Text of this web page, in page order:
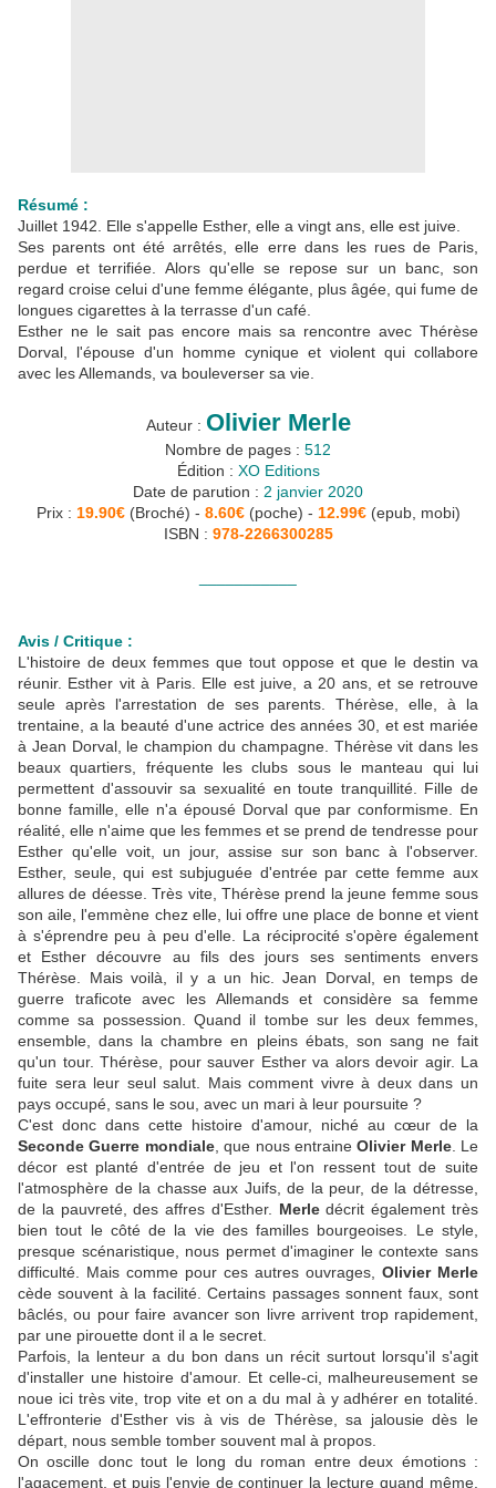
Résumé :
Juillet 1942. Elle s'appelle Esther, elle a vingt ans, elle est juive.
Ses parents ont été arrêtés, elle erre dans les rues de Paris,
perdue et terrifiée. Alors qu'elle se repose sur un banc, son
regard croise celui d'une femme élégante, plus âgée, qui fume de
longues cigarettes à la terrasse d'un café.
Esther ne le sait pas encore mais sa rencontre avec Thérèse
Dorval, l'épouse d'un homme cynique et violent qui collabore
avec les Allemands, va bouleverser sa vie.
Auteur : Olivier Merle
Nombre de pages : 512
Édition : XO Editions
Date de parution : 2 janvier 2020
Prix : 19.90€(Broché) - 8.60€(poche) - 12.99€(epub, mobi)
ISBN : 978-2266300285
Avis / Critique :
L'histoire de deux femmes que tout oppose et que le destin va
réunir. Esther vit à Paris. Elle est juive, a 20 ans, et se retrouve
seule après l'arrestation de ses parents. Thérèse, elle, à la
trentaine, a la beauté d'une actrice des années 30, et est mariée
à Jean Dorval, le champion du champagne. Thérèse vit dans les
beaux quartiers, fréquente les clubs sous le manteau qui lui
permettent d'assouvir sa sexualité en toute tranquillité. Fille de
bonne famille, elle n'a épousé Dorval que par conformisme. En
réalité, elle n'aime que les femmes et se prend de tendresse pour
Esther qu'elle voit, un jour, assise sur son banc à l'observer.
Esther, seule, qui est subjuguée d'entrée par cette femme aux
allures de déesse. Très vite, Thérèse prend la jeune femme sous
son aile, l'emmène chez elle, lui offre une place de bonne et vient
à s'éprendre peu à peu d'elle. La réciprocité s'opère également
et Esther découvre au fils des jours ses sentiments envers
Thérèse. Mais voilà, il y a un hic. Jean Dorval, en temps de
guerre traficote avec les Allemands et considère sa femme
comme sa possession. Quand il tombe sur les deux femmes,
ensemble, dans la chambre en pleins ébats, son sang ne fait
qu'un tour. Thérèse, pour sauver Esther va alors devoir agir. La
fuite sera leur seul salut. Mais comment vivre à deux dans un
pays occupé, sans le sou, avec un mari à leur poursuite ?
C'est donc dans cette histoire d'amour, niché au cœur de la
Seconde Guerre mondiale, que nous entraineOlivier Merle. Le
décor est planté d'entrée de jeu et l'on ressent tout de suite
l'atmosphère de la chasse aux Juifs, de la peur, de la détresse,
de la pauvreté, des affres d'Esther. Merledécrit également très
bien tout le côté de la vie des familles bourgeoises. Le style,
presque scénaristique, nous permet d'imaginer le contexte sans
difficulté. Mais comme pour ces autres ouvrages, Olivier Merle
cède souvent à la facilité. Certains passages sonnent faux, sont
bâclés, ou pour faire avancer son livre arrivent trop rapidement,
par une pirouette dont il a le secret.
Parfois, la lenteur a du bon dans un récit surtout lorsqu'il s'agit
d'installer une histoire d'amour. Et celle-ci, malheureusement se
noue ici très vite, trop vite et on a du mal à y adhérer en totalité.
L'effronterie d'Esther vis à vis de Thérèse, sa jalousie dès le
départ, nous semble tomber souvent mal à propos.
On oscille donc tout le long du roman entre deux émotions :
l'agacement, et puis l'envie de continuer la lecture quand même.